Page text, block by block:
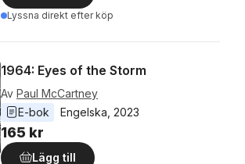
Lyssna direkt efter köp
1964: Eyes of the Storm
Av Paul McCartney
E-bok
Engelska 2023
165 kr
Lägg till